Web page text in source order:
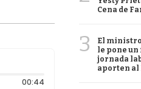
00:44Duración: 44 segundos
Cena de
3
El
le pone un
jornada
aporten al